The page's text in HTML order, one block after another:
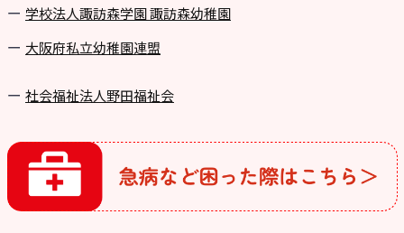
学校法⼈諏訪森学園 諏訪森幼稚園
⼤阪府私⽴幼稚園連盟
社会福祉法人野田福祉会